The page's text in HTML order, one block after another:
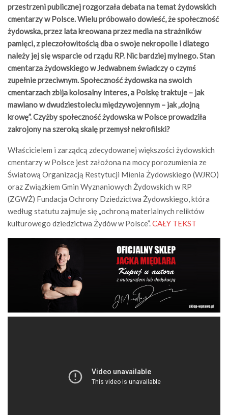
przestrzeni publicznej rozgorzała debata na temat żydowskich
cmentarzy w Polsce. Wielu próbowało dowieść, że społeczność
żydowska, przez lata kreowana przez media na strażników
pamięci, z pieczołowitością dba o swoje nekropolie i dlatego
należy jej się wsparcie od rządu RP. Nic bardziej mylnego. Stan
cmentarza żydowskiego w Jedwabnem świadczy o czymś
zupełnie przeciwnym. Społeczność żydowska na swoich
cmentarzach zbija kolosalny interes, a Polskę traktuje – jak
mawiano w dwudziestoleciu międzywojennym – jak „dojną
krowę”. Czyżby społeczność żydowska w Polsce prowadziła
zakrojony na szeroką skalę przemysł nekrofilski?
Właścicielem i zarządcą zdecydowanej większości żydowskich
cmentarzy w Polsce jest założona na mocy porozumienia ze
Światową Organizacją Restytucji Mienia Żydowskiego (WJRO)
oraz Związkiem Gmin Wyznaniowych Żydowskich w RP
(ZGWŻ) Fundacja Ochrony Dziedzictwa Żydowskiego, która
według statutu zajmuje się „ochroną materialnych reliktów
kulturowego dziedzictwa Żydów w Polsce”.CAŁY TEKST